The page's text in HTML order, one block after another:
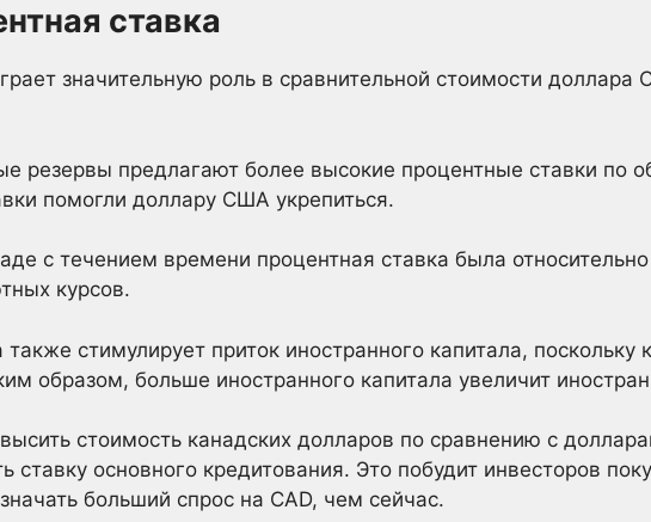
ставка
значительную роль в сравнительной стоимости доллара
резервы предлагают более высокие процентные ставки по
помогли доллару США укрепиться.
с течением времени процентная ставка была относительно
курсов.
стимулирует приток иностранного капитала, поскольку
образом, больше иностранного капитала увеличит
стоимость канадских долларов по сравнению с
ставку основного кредитования. Это побудит инвесторов
больший спрос на CAD, чем сейчас.